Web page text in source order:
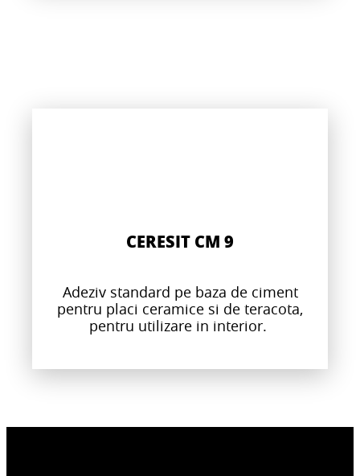
CERESIT CM 9
Adeziv standard pe baza de ciment
pentru placi ceramice si de teracota,
pentru utilizare in interior.